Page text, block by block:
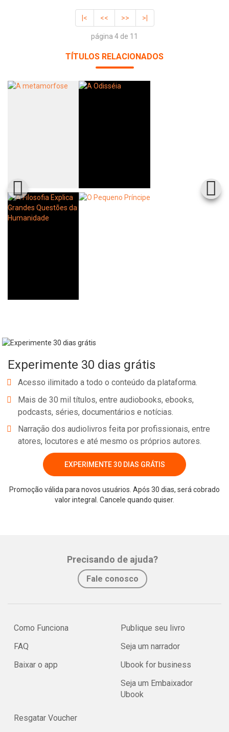
|< << >> >|
página 4 de 11
TÍTULOS RELACIONADOS
Experimente 30 dias grátis
Acesso ilimitado a todo o conteúdo da plataforma.
Mais de 30 mil títulos, entre audiobooks, ebooks,
podcasts, séries, documentários e notícias.
Narração dos audiolivros feita por profissionais, entre
atores, locutores e até mesmo os próprios autores.
EXPERIMENTE 30 DIAS GRÁTIS
Promoção válida para novos usuários. Após 30 dias, será cobrado
valor integral. Cancele quando quiser.
Precisando de ajuda?
Fale conosco
Como Funciona
FAQ
Baixar o app
Publique seu livro
Seja um narrador
Ubook for business
Seja um Embaixador
Ubook
Resgatar Voucher